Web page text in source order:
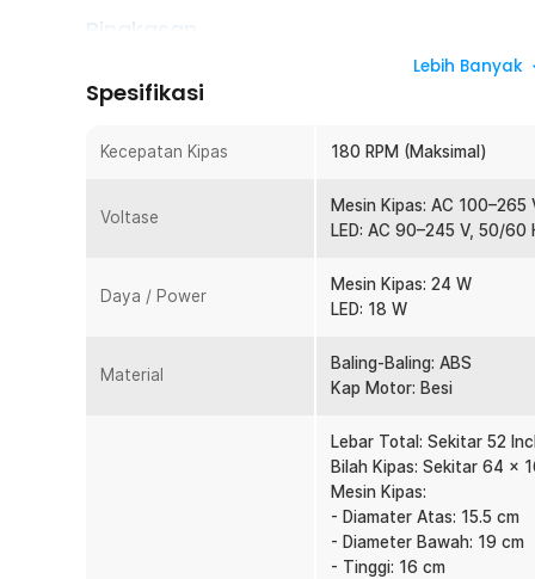
Ringkasan
Ruangan yang terasa panas dan pengap dapat
beraktivitas. Kipas angin plafon SOVE hadir sebagai
nyaman sekaligus mempercantik interior rumah.
Fitur
Kipas angin plafon ini dirancang dengan tiga bilah
udara yang lebih luas dan merata. Sirkulasi udara yang
ruang keluarga, kamar tidur, hingga ruang makan.
menghemat energi. Lampu LED mendukung tiga
Natural White 4000 K, dan Cool White 6500 K. Anda
sesuai kebutuhan, mulai dari santai hingga produktif.
Mode Reversible untuk Segala Musim
Fitur reversibel memungkinkan arah putaran bilah
Lebih Banyak
Spesifikasi
Kecepatan Kipas 180 RPM (Maksimal)
Voltase
Mesin Kipas: AC 100–265
LED: AC 90–245 V, 50/60
Daya / Power
Mesin Kipas: 24 W
LED: 18 W
Material
Baling-Baling: ABS
Kap Motor: Besi
Lebar Total: Sekitar 52
Bilah Kipas: Sekitar 64 x
Mesin Kipas:
- Diamater Atas: 15.5 cm
- Diameter Bawah: 19 cm
- Tinggi: 16 cm